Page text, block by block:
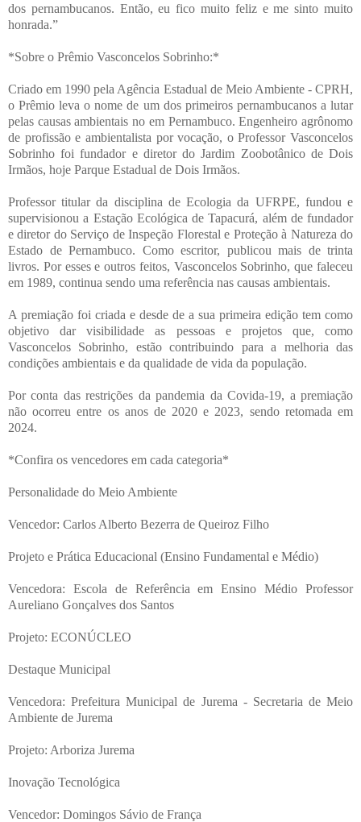
dos pernambucanos. Então, eu fico muito feliz e me sinto muito
honrada.”
*Sobre o Prêmio Vasconcelos Sobrinho:*
Criado em 1990 pela Agência Estadual de Meio Ambiente - CPRH,
o Prêmio leva o nome de um dos primeiros pernambucanos a lutar
pelas causas ambientais no em Pernambuco. Engenheiro agrônomo
de profissão e ambientalista por vocação, o Professor Vasconcelos
Sobrinho foi fundador e diretor do Jardim Zoobotânico de Dois
Irmãos, hoje Parque Estadual de Dois Irmãos.
Professor titular da disciplina de Ecologia da UFRPE, fundou e
supervisionou a Estação Ecológica de Tapacurá, além de fundador
e diretor do Serviço de Inspeção Florestal e Proteção à Natureza do
Estado de Pernambuco. Como escritor, publicou mais de trinta
livros. Por esses e outros feitos, Vasconcelos Sobrinho, que faleceu
em 1989, continua sendo uma referência nas causas ambientais.
A premiação foi criada e desde de a sua primeira edição tem como
objetivo dar visibilidade as pessoas e projetos que, como
Vasconcelos Sobrinho, estão contribuindo para a melhoria das
condições ambientais e da qualidade de vida da população.
Por conta das restrições da pandemia da Covida-19, a premiação
não ocorreu entre os anos de 2020 e 2023, sendo retomada em
2024.
*Confira os vencedores em cada categoria*
Personalidade do Meio Ambiente
Vencedor: Carlos Alberto Bezerra de Queiroz Filho
Projeto e Prática Educacional (Ensino Fundamental e Médio)
Vencedora: Escola de Referência em Ensino Médio Professor
Aureliano Gonçalves dos Santos
Projeto: ECONÚCLEO
Destaque Municipal
Vencedora: Prefeitura Municipal de Jurema - Secretaria de Meio
Ambiente de Jurema
Projeto: Arboriza Jurema
Inovação Tecnológica
Vencedor: Domingos Sávio de França